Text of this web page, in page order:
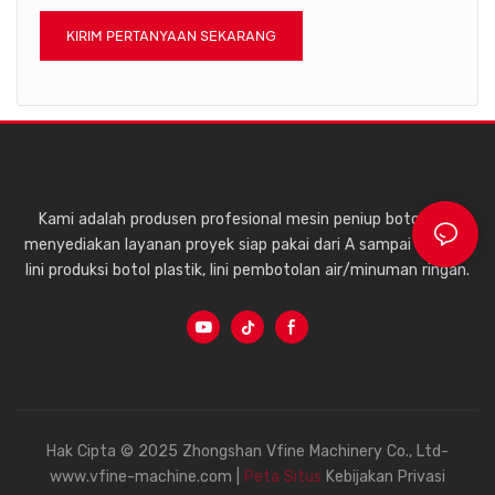
KIRIM PERTANYAAN SEKARANG
Kami adalah produsen profesional mesin peniup botol, dan
menyediakan layanan proyek siap pakai dari A sampai Z untuk
lini produksi botol plastik, lini pembotolan air/minuman ringan.
Hak Cipta © 2025 Zhongshan Vfine Machinery Co., Ltd-
www.vfine-machine.com |
Peta Situs Kebijakan Privasi